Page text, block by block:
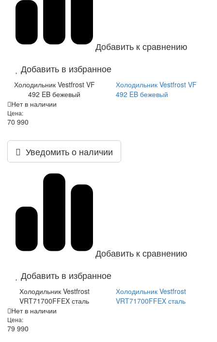
Добавить к сравнению
Добавить в избранное
Холодильник Vestfrost VF
492 EB бежевый
Холодильник Vestfrost VF
492 EB бежевый
Нет в наличии
Цена:
70 990
Уведомить о наличии
Добавить к сравнению
Добавить в избранное
Холодильник Vestfrost
VRT71700FFEX сталь
Холодильник Vestfrost
VRT71700FFEX сталь
Нет в наличии
Цена:
79 990